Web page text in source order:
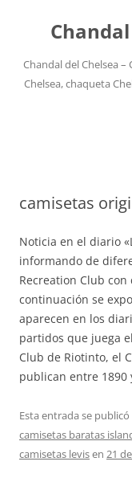
Chandal del Chelsea
Chelsea, chaqueta
camisetas
Noticia en el diario
informando de
Recreation Club
continuación se
aparecen en los
partidos que juega
Club de Riotinto, el
publican entre 1890
Esta entrada se publicó
camisetas baratas
camisetas levisen 21